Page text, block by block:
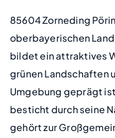
85604 Zorneding
oberbayerischen
bildet ein attraktives
grünen Landschaften
Umgebung geprägt
besticht durch seine
gehört zur